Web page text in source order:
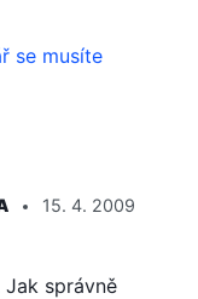
se musíte
15. 4. 2009
správně